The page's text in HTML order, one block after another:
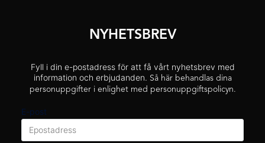
NYHETSBREV
Fyll i din e-postadress för att få vårt nyhetsbrev med
information och erbjudanden. Så här behandlas dina
personuppgifter i enlighet med personuppgiftspolicyn.
E-post